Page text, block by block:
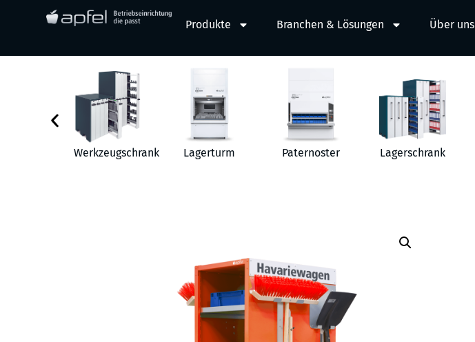
Produkte Branchen & Lösungen Über uns
Werkzeugschrank Lagerturm Paternoster Lagerschrank